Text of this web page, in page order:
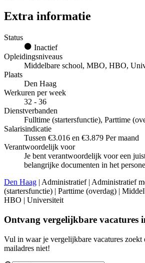
Extra informatie
Status
Inactief
Opleidingsniveaus
Middelbare school, MBO, HBO,
Plaats
Den Haag
Werkuren per week
32 - 36
Dienstverbanden
Fulltime (startersfunctie), Parttime
Salarisindicatie
Tussen €3.016 en €3.879 Per maand
Verantwoordelijk voor
Je bent verantwoordelijk voor een
belangrijke documenten in het
Den Haag | Administratief | Administratief
(startersfunctie) | Parttime (overdag) |
HBO | Universiteit
Ontvang vergelijkbare vacatures
Vul in waar je vergelijkbare vacatures zoekt
mailadres niet!